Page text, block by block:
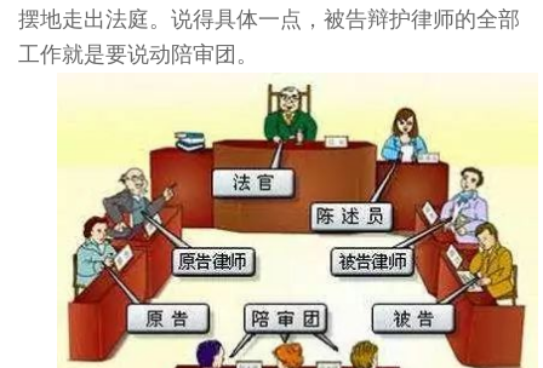
摆地走出法庭。说得具体一点，被告辩护律师的全部
工作就是要说动陪审团。